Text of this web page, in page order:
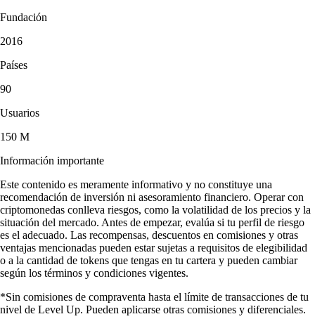
Fundación
2016
Países
90
Usuarios
150 M
Información importante
Este contenido es meramente informativo y no constituye una
recomendación de inversión ni asesoramiento financiero. Operar con
criptomonedas conlleva riesgos, como la volatilidad de los precios y la
situación del mercado. Antes de empezar, evalúa si tu perfil de riesgo
es el adecuado. Las recompensas, descuentos en comisiones y otras
ventajas mencionadas pueden estar sujetas a requisitos de elegibilidad
o a la cantidad de tokens que tengas en tu cartera y pueden cambiar
según los términos y condiciones vigentes.
*Sin comisiones de compraventa hasta el límite de transacciones de tu
nivel de Level Up. Pueden aplicarse otras comisiones y diferenciales.